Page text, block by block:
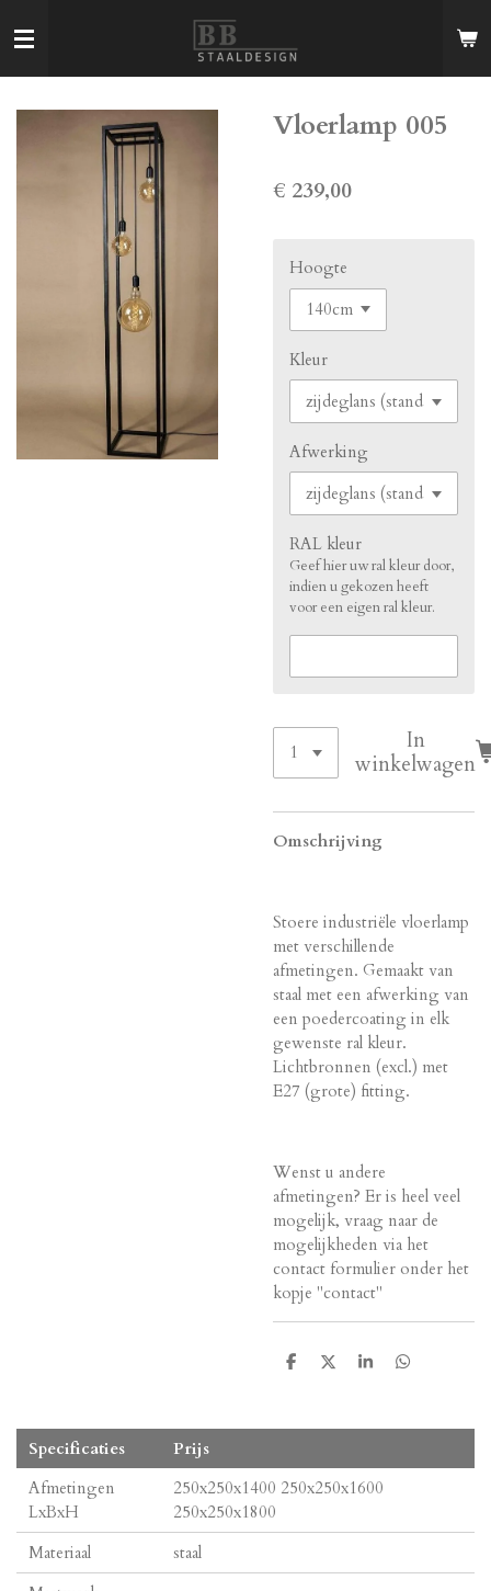
direct
Vloerlamp 005
€ 239,00
Hoogte
Kleur
Afwerking
RAL kleur
Geef hier uw ral kleur door,
indien u gekozen heeft
voor een eigen ral kleur.
In
winkelwagen
Omschrijving
Stoere industriële vloerlamp
met verschillende
afmetingen. Gemaakt van
staal met een afwerking van
een poedercoating in elk
gewenste ral kleur.
Lichtbronnen (excl.) met
E27 (grote) fitting.
Wenst u andere
afmetingen? Er is heel veel
mogelijk, vraag naar de
mogelijkheden via het
contact formulier onder het
kopje "contact"
D
n
D
S
e
D
n
Specificaties
Prijs
Afmetingen
LxBxH
250x250x1400 250x250x1600
250x250x1800
Materiaal
staal